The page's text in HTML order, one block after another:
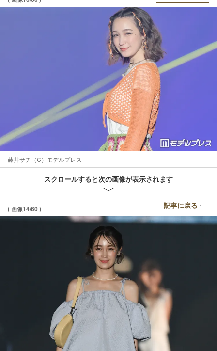
藤井サチ（C）モデルプレス
スクロールすると次の画像が表示されます
( 画像14/60 ) 記事に戻る